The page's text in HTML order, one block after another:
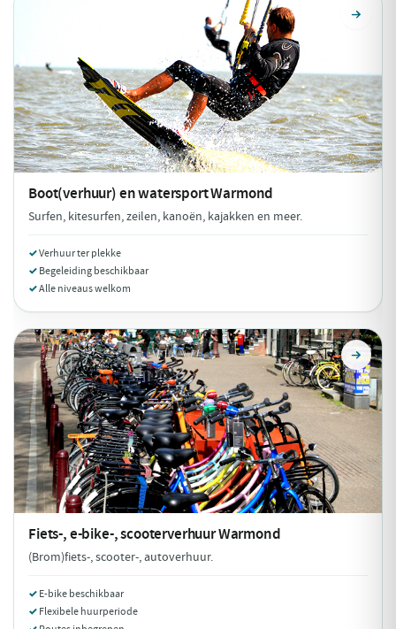
Boot(verhuur) en watersportWarmond
Surfen, kitesurfen, zeilen, kanoën, kajakken en meer.
Verhuur ter plekke
Begeleiding beschikbaar
Alle niveaus welkom
Fiets-, e-bike-, scooterverhuurWarmond
(Brom)fiets-, scooter-, autoverhuur.
E-bike beschikbaar
Flexibele huurperiode